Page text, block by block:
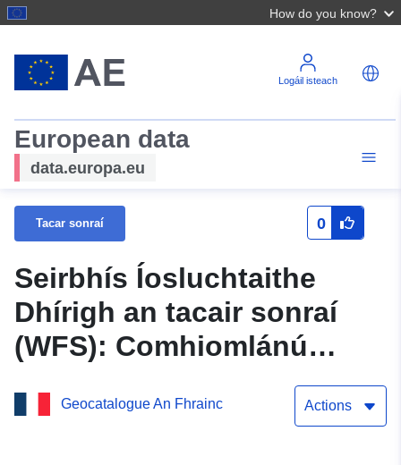
How do you know?
Logáil isteach
European data
data.europa.eu
Tacar sonraí 0
Seirbhís Íosluchtaithe
Dhírigh an tacair sonraí
(WFS): Comhiomlánú
Léarscáileanna Torainn
Straitéiseacha de Chineál
Geocatalogue An Fhrainc Actions